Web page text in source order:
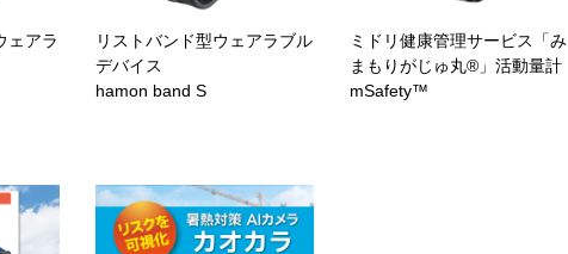
ェアラ
リストバンド型ウェアラブル
デバイス
hamon band S
ミドリ健康管理サービス「み
まもりがじゅ丸®」活動量計
mSafety™